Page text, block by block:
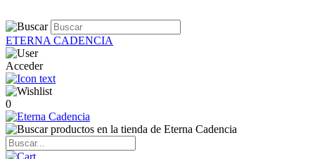
ETERNA CADENCIA
Acceder
0